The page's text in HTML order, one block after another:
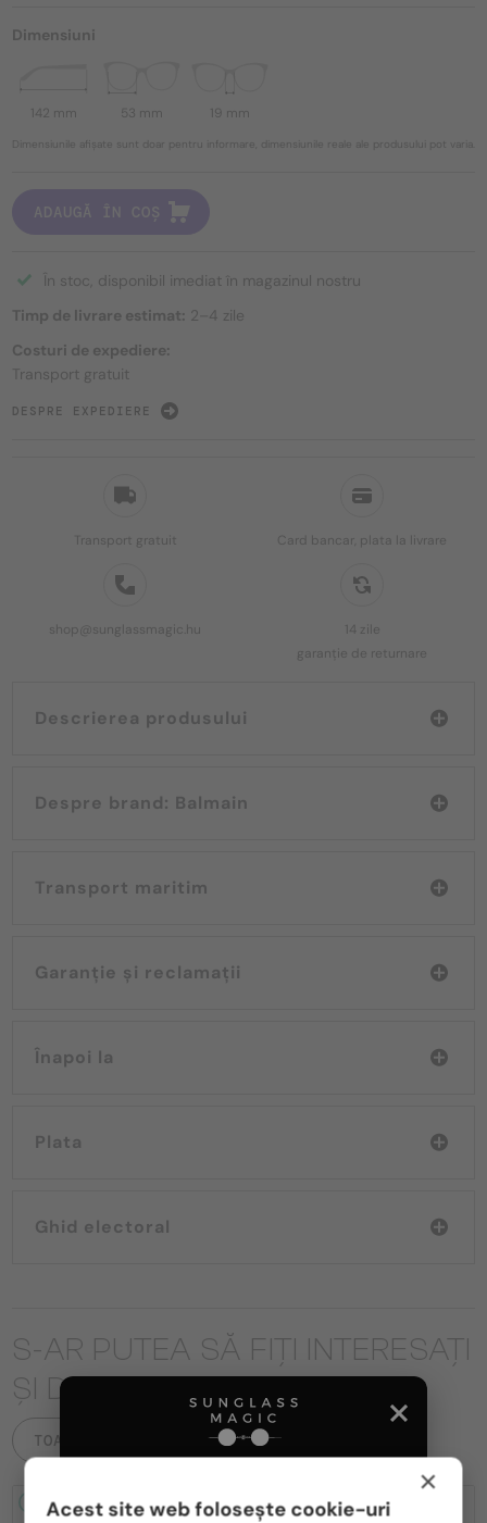
Transport gratuit Card bancar, plata la livrare
shop@sunglassmagic.hu
14 zile
garanție de returnare
Descrierea produsului
Despre brand: Balmain
Transport maritim
Garanție și reclamații
Înapoi la
Plata
Ghid electoral
Dimensiuni
142 mm 53 mm 19 mm
Dimensiunile afișate sunt doar pentru informare, dimensiunile reale ale produsului pot varia.
ADAUGĂ ÎN COȘ
În stoc, disponibil imediat în magazinul nostru
Timp de livrare estimat: 2–4 zile
Costuri de expediere:
Transport gratuit
DESPRE EXPEDIERE
S-AR PUTEA SĂ FIȚI INTERESAȚI
ȘI DE
TOATE PRODUSELE
2-4 ZILE -25% 2-4 ZILE -25%
×
Acest site web folosește cookie-uri